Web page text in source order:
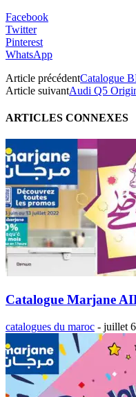
Facebook
Twitter
Pinterest
WhatsApp
Article précédentCatalogue
Article suivantAudi Q5
ARTICLES CONNEXES
Catalogue Marjane
catalogues du maroc - juillet